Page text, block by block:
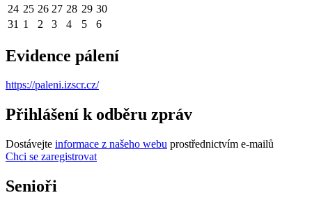
24 25 26 27 28 29 30
31 1 2 3 4 5 6
Evidence pálení
https://paleni.izscr.cz/
Přihlášení k odběru zpráv
Dostávejte informace z našeho webu prostřednictvím e-mailů
Chci se zaregistrovat
Senioři